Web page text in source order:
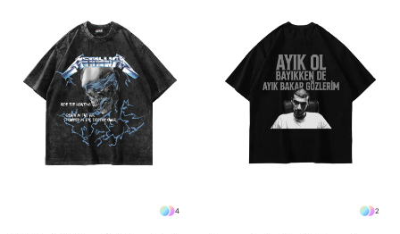
4 2